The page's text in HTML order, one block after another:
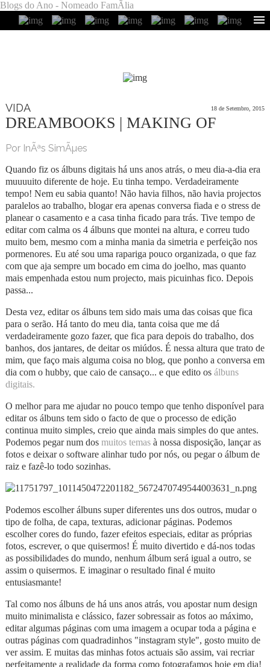
Blogs do Ano - Nomeado FamÃ­lia
VIDA 18 de Setembro, 2015
DREAMBOOKS | MAKING OF
Por InÃªs SimÃµes
Quando fiz os álbuns digitais há uns anos atrás, o meu dia-a-dia era
muuuuito diferente de hoje. Eu tinha tempo. Verdadeiramente
tempo! Nem eu sabia quanto! Não havia filhos, não havia projectos
paralelos ao trabalho, blogar era apenas conversa fiada e o stress de
planear o casamento e a casa tinha ficado para trás. Tive tempo de
editar com calma os 4 álbuns que montei na altura, e correu tudo
muito bem, mesmo com a minha mania da simetria e perfeição nos
pormenores. Eu até sou uma rapariga pouco organizada, o que faz
com que aja sempre um bocado em cima do joelho, mas quanto
mais empenhada estou num projecto, mais picuinhas fico. Depois
passa...
Desta vez, editar os álbuns tem sido mais uma das coisas que fica
para o serão. Há tanto do meu dia, tanta coisa que me dá
verdadeiramente gozo fazer, que fica para depois do trabalho, dos
banhos, dos jantares, de deitar os miúdos. É nessa altura que trato de
mim, que faço mais alguma coisa no blog, que ponho a conversa em
dia com o hubby, que caio de cansaço... e que edito os álbuns
digitais.
O melhor para me ajudar no pouco tempo que tenho disponível para
editar os álbuns tem sido o facto de que o processo de edição
continua muito simples, creio que ainda mais simples do que antes.
Podemos pegar num dos muitos temasà nossa disposição, lançar as
fotos e deixar o software alinhar tudo por nós, ou pegar o álbum de
raiz e fazê-lo todo sozinhas.
Podemos escolher álbuns super diferentes uns dos outros, mudar o
tipo de folha, de capa, texturas, adicionar páginas. Podemos
escolher cores do fundo, fazer efeitos especiais, editar as próprias
fotos, escrever, o que quisermos! É muito divertido e dá-nos todas
as possibilidades do mundo, nenhum álbum será igual a outro, se
assim o quisermos. E imaginar o resultado final é muito
entusiasmante!
Tal como nos álbuns de há uns anos atrás, vou apostar num design
muito minimalista e clássico, fazer sobressair as fotos ao máximo,
editar algumas páginas com uma imagem a ocupar toda a página e
outras páginas com quadradinhos "instagram style", gosto muito de
ver assim. E muitas das minhas fotos actuais são assim, vai recriar
perfeitamente a realidade da forma como fotografamos hoje em dia!